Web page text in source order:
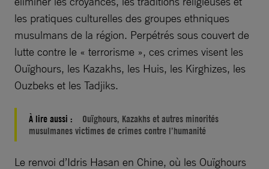
les pratiques culturelles des groupes ethniques
musulmans de la région. Perpétrés sous couvert de
lutte contre le « terrorisme », ces crimes visent les
Ouïghours, les Kazakhs, les Huis, les Kirghizes, les
Ouzbeks et les Tadjiks.
À lire aussi :
Ouïghours, Kazakhs et autres minorités
musulmanes victimes de crimes contre l’humanité
Le renvoi d’Idris Hasan en Chine, où les Ouïghours